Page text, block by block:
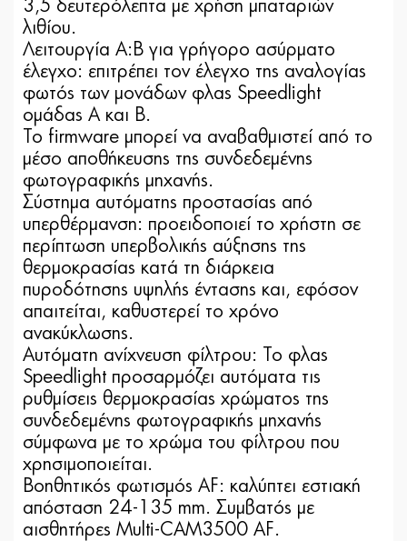
3,5 δευτερόλεπτα με χρήση μπαταριών
λιθίου.
Λειτουργία A:B για γρήγορο ασύρματο
έλεγχο: επιτρέπει τον έλεγχο της αναλογίας
φωτός των μονάδων φλας Speedlight
ομάδας A και B.
Το firmware μπορεί να αναβαθμιστεί από το
μέσο αποθήκευσης της συνδεδεμένης
φωτογραφικής μηχανής.
Σύστημα αυτόματης προστασίας από
υπερθέρμανση: προειδοποιεί το χρήστη σε
περίπτωση υπερβολικής αύξησης της
θερμοκρασίας κατά τη διάρκεια
πυροδότησης υψηλής έντασης και, εφόσον
απαιτείται, καθυστερεί το χρόνο
ανακύκλωσης.
Αυτόματη ανίχνευση φίλτρου: Το φλας
Speedlight προσαρμόζει αυτόματα τις
ρυθμίσεις θερμοκρασίας χρώματος της
συνδεδεμένης φωτογραφικής μηχανής
σύμφωνα με το χρώμα του φίλτρου που
χρησιμοποιείται.
Βοηθητικός φωτισμός AF: καλύπτει εστιακή
απόσταση 24-135 mm. Συμβατός με
αισθητήρες Multi-CAM3500 AF.